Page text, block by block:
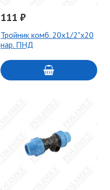
111 ₽
Тройник комб. 20х1/2"х20
нар. ПНД